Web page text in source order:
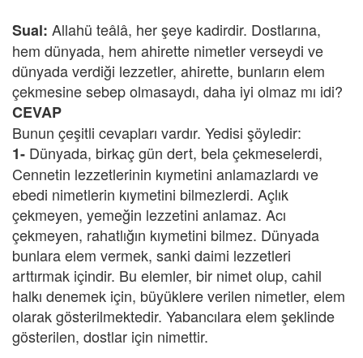
Sual: Allahü teâlâ, her şeye kadirdir. Dostlarına,
hem dünyada, hem ahirette nimetler verseydi ve
dünyada verdiği lezzetler, ahirette, bunların elem
çekmesine sebep olmasaydı, daha iyi olmaz mı idi?
CEVAP
Bunun çeşitli cevapları vardır. Yedisi şöyledir:
1- Dünyada, birkaç gün dert, bela çekmeselerdi,
Cennetin lezzetlerinin kıymetini anlamazlardı ve
ebedi nimetlerin kıymetini bilmezlerdi. Açlık
çekmeyen, yemeğin lezzetini anlamaz. Acı
çekmeyen, rahatlığın kıymetini bilmez. Dünyada
bunlara elem vermek, sanki daimi lezzetleri
arttırmak içindir. Bu elemler, bir nimet olup, cahil
halkı denemek için, büyüklere verilen nimetler, elem
olarak gösterilmektedir. Yabancılara elem şeklinde
gösterilen, dostlar için nimettir.